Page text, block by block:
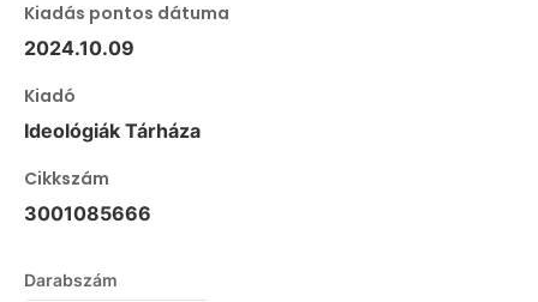
Kiadás pontos dátuma
2024.10.09
Kiadó
Ideológiák Tárháza
Cikkszám
3001085666
Darabszám